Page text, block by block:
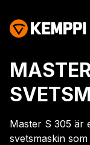
Master S 305 är
svetsmaskin